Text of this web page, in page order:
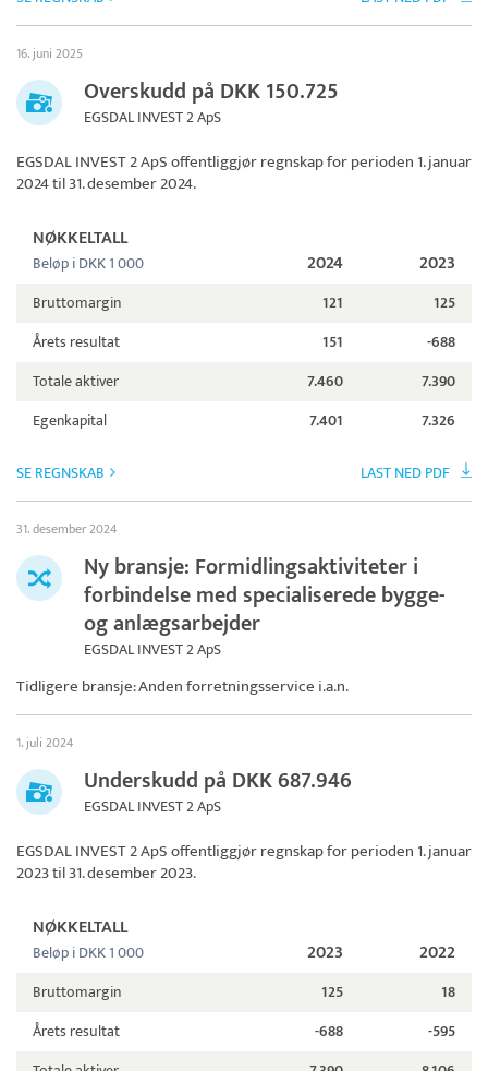
16. juni 2025
Overskudd på DKK 150.725
EGSDAL INVEST 2 ApS
EGSDAL INVEST 2 ApSoffentliggjør regnskap for perioden 1. januar
2024 til 31. desember 2024.
NØKKELTALL
Beløp i DKK 1 000 2024 2023
Bruttomargin 121
125
Årets resultat
151
-688
Totale aktiver
7.460
7.390
Egenkapital
7.401 7.326
SE REGNSKAB LAST NED PDF
31. desember 2024
Ny bransje: Formidlingsaktiviteter i
forbindelse med specialiserede bygge-
og anlægsarbejder
EGSDAL INVEST 2 ApS
Tidligere bransje: Anden forretningsservice i.a.n.
1. juli 2024
Underskudd på DKK 687.946
EGSDAL INVEST 2 ApS
EGSDAL INVEST 2 ApSoffentliggjør regnskap for perioden 1. januar
2023 til 31. desember 2023.
NØKKELTALL
Beløp i DKK 1 000 2023 2022
Bruttomargin 125
18
Årets resultat
-688
-595